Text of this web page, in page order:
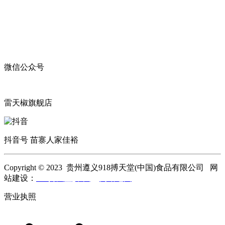
微信公众号
雷天椒旗舰店
抖音号 苗寨人家佳裕
Copyright © 2023 贵州遵义918搏天堂(中国)食品有限公司 网
站建设：
营业执照